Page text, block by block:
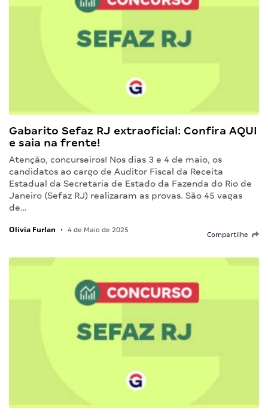
Gabarito Sefaz RJ extraoficial: Confira AQUI
e saia na frente!
Atenção, concurseiros! Nos dias 3 e 4 de maio, os
candidatos ao cargo de Auditor Fiscal da Receita
Estadual da Secretaria de Estado da Fazenda do Rio de
Janeiro (Sefaz RJ) realizaram as provas. São 45 vagas
de…
Olivia Furlan • 4 de Maio de 2025
Compartilhe